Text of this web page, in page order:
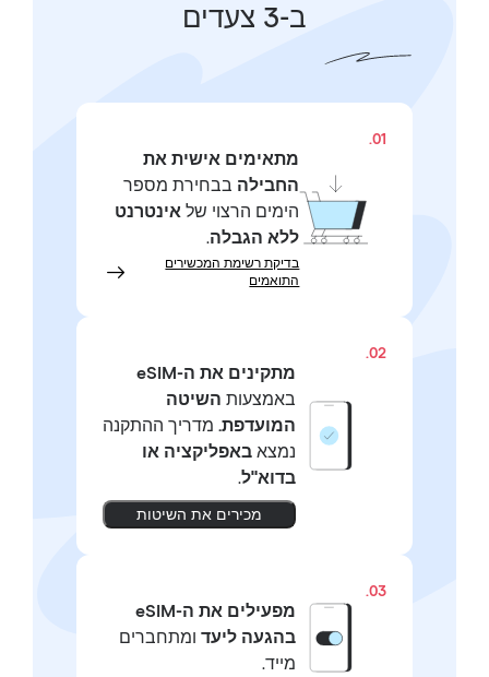
מתאימים אישית את
החבילהבבחירת מספר
הימים הרצוי שלאינטרנט
ללא הגבלה.
בדיקת רשימת המכשירים
התואמים
מתקינים את ה-eSIM
באמצעותהשיטה
המועדפת.מדריך ההתקנה
באפליקציה או
בדוא"ל.
מכירים את השיטות
מפעילים את ה-eSIM
בהגעה ליעדומתחברים